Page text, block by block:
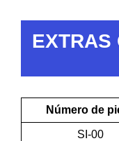
EXTRAS
Número de
SI-00